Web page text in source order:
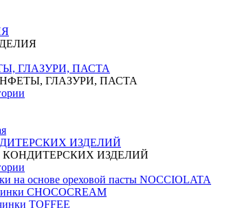
ГЛАЗУРИ, ПАСТА
ГЛАЗУРИ, ПАСТА
ИЗДЕЛИЙ
ИЗДЕЛИЙ
на основе ореховой пасты NOCCIOLATA
CHOCOCREAM
TOFFEE